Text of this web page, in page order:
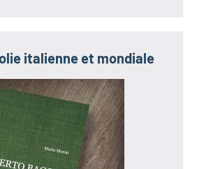
italienne et mondiale